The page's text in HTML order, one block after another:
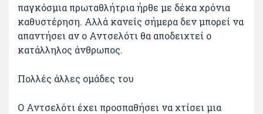
παγκόσμια πρωταθλήτρια ήρθε με δέκα χρόνια
καθυστέρηση. Αλλά κανείς σήμερα δεν μπορεί να
απαντήσει αν ο Αντσελότι θα αποδειχτεί ο
κατάλληλος άνθρωπος.
Πολλές άλλες ομάδες του
Ο Αντσελότι έχει προσπαθήσει να χτίσει μια